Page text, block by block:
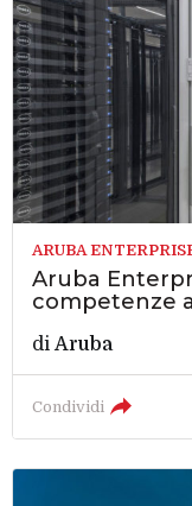
ARUBA
Aruba
competenze
diAruba
Condividi